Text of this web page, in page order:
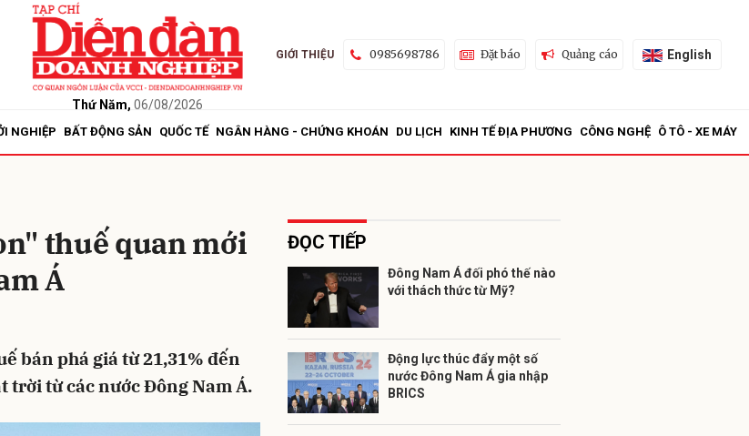
Thứ Năm, 06/08/2026
GIỚI THIỆU 0985698786 Đặt báo Quảng cáo English
NGHIỆP BẤT ĐỘNG SẢN QUỐC TẾ NGÂN HÀNG - CHỨNG KHOÁN DU LỊCH KINH TẾ ĐỊA PHƯƠNG CÔNG NGHỆ Ô TÔ - XE MÁY
thuế quan mới
Á
bán phá giá từ 21,31% đến
trời từ các nước Đông Nam Á.
ĐỌC TIẾP
Đông Nam Á đối phó thế nào
với thách thức từ Mỹ?
Động lực thúc đẩy một số
nước Đông Nam Á gia nhập
BRICS
Gửi